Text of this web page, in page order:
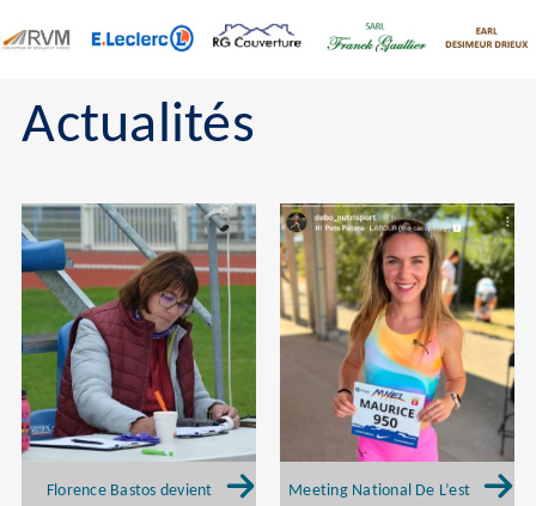
Actualités
Florence Bastos devient
Meeting National De L’est